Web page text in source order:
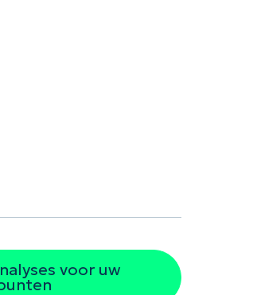
voor uw